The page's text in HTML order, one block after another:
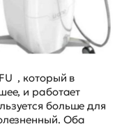
, который в
и работает
больше для
Оба